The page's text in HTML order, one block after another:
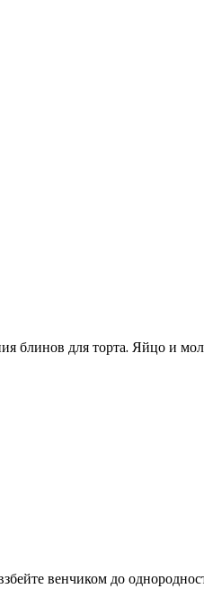
блинов для торта. Яйцо и
венчиком до